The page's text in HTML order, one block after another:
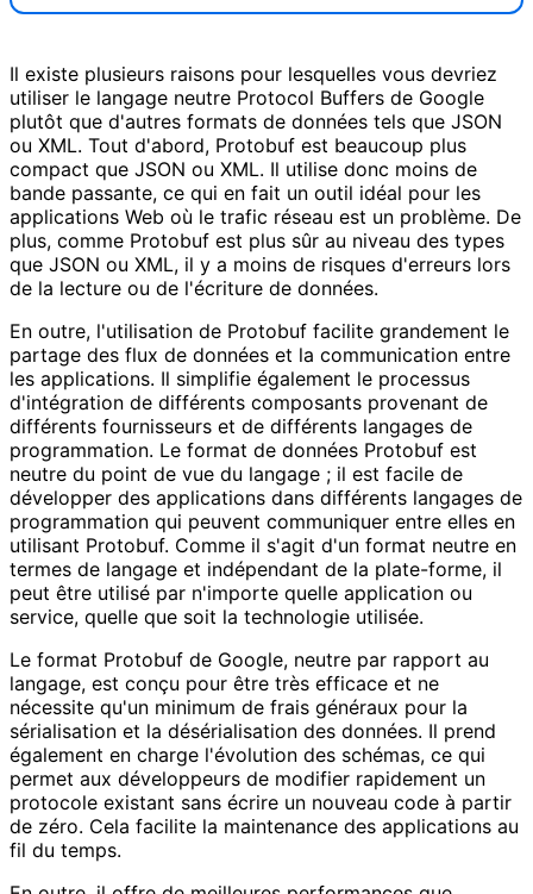
Il existe plusieurs raisons pour lesquelles vous devriez
utiliser le langage neutre Protocol Buffers de Google
plutôt que d'autres formats de données tels que JSON
ou XML. Tout d'abord, Protobuf est beaucoup plus
compact que JSON ou XML. Il utilise donc moins de
bande passante, ce qui en fait un outil idéal pour les
applications Web où le trafic réseau est un problème. De
plus, comme Protobuf est plus sûr au niveau des types
que JSON ou XML, il y a moins de risques d'erreurs lors
de la lecture ou de l'écriture de données.
En outre, l'utilisation de Protobuf facilite grandement le
partage des flux de données et la communication entre
les applications. Il simplifie également le processus
d'intégration de différents composants provenant de
différents fournisseurs et de différents langages de
programmation. Le format de données Protobuf est
neutre du point de vue du langage ; il est facile de
développer des applications dans différents langages de
programmation qui peuvent communiquer entre elles en
utilisant Protobuf. Comme il s'agit d'un format neutre en
termes de langage et indépendant de la plate-forme, il
peut être utilisé par n'importe quelle application ou
service, quelle que soit la technologie utilisée.
Le format Protobuf de Google, neutre par rapport au
langage, est conçu pour être très efficace et ne
nécessite qu'un minimum de frais généraux pour la
sérialisation et la désérialisation des données. Il prend
également en charge l'évolution des schémas, ce qui
permet aux développeurs de modifier rapidement un
protocole existant sans écrire un nouveau code à partir
de zéro. Cela facilite la maintenance des applications au
fil du temps.